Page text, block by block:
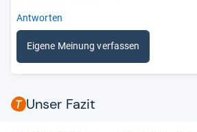
Antworten
Eigene Meinung verfassen
Unser Fazit